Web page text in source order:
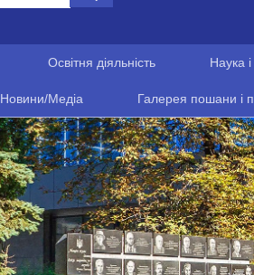
Освітня діяльність Наука
Новини/Медіа Галерея пошани і